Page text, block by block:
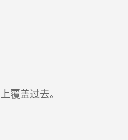
覆盖过去。